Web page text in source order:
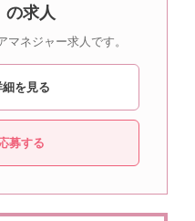
の求人
ネジャー求人です。
を見る
募する